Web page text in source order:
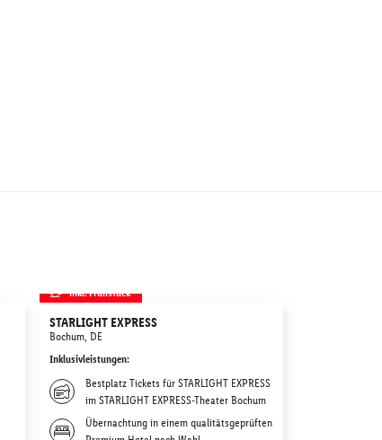
inkl. Frühstück
STARLIGHT EXPRESS
Bochum, DE
Inklusivleistungen:
Bestplatz Tickets für STARLIGHT EXPRESS
im STARLIGHT EXPRESS-Theater Bochum
Übernachtung in einem qualitätsgeprüften